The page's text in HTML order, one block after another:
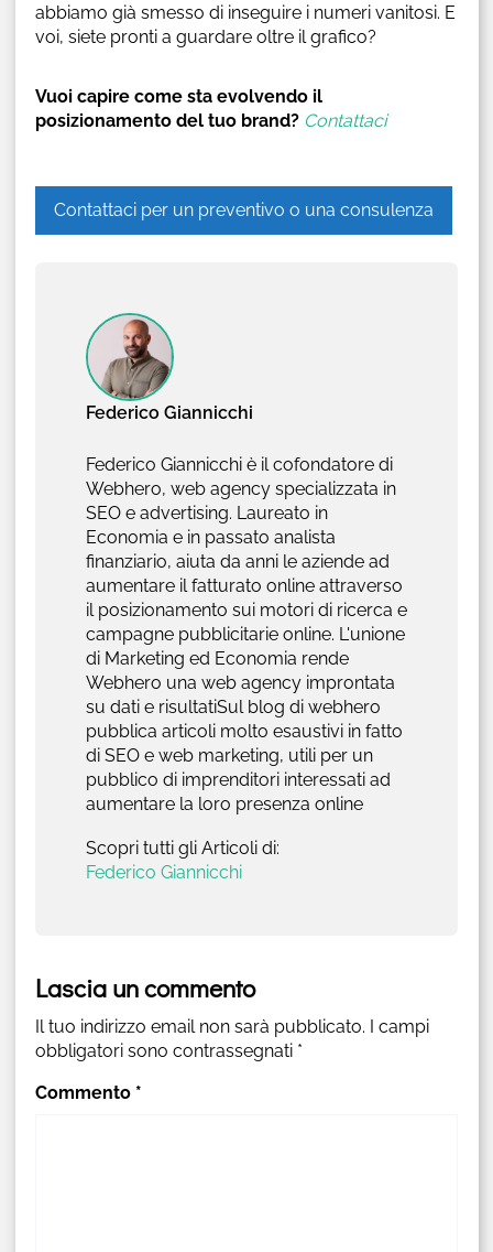
abbiamo già smesso di inseguire i numeri vanitosi. E
voi, siete pronti a guardare oltre il grafico?
Vuoi capire come sta evolvendo il
posizionamento del tuo brand? Contattaci
Contattaci per un preventivo o una consulenza
Federico Giannicchi
Federico Giannicchi è il cofondatore di
Webhero, web agency specializzata in
SEO e advertising. Laureato in
Economia e in passato analista
finanziario, aiuta da anni le aziende ad
aumentare il fatturato online attraverso
il posizionamento sui motori di ricerca e
campagne pubblicitarie online. L'unione
di Marketing ed Economia rende
Webhero una web agency improntata
su dati e risultatiSul blog di webhero
pubblica articoli molto esaustivi in fatto
di SEO e web marketing, utili per un
pubblico di imprenditori interessati ad
aumentare la loro presenza online
Scopri tutti gli Articoli di:
Federico Giannicchi
Lascia un commento
Il tuo indirizzo email non sarà pubblicato.
I campi
obbligatori sono contrassegnati *
Commento *